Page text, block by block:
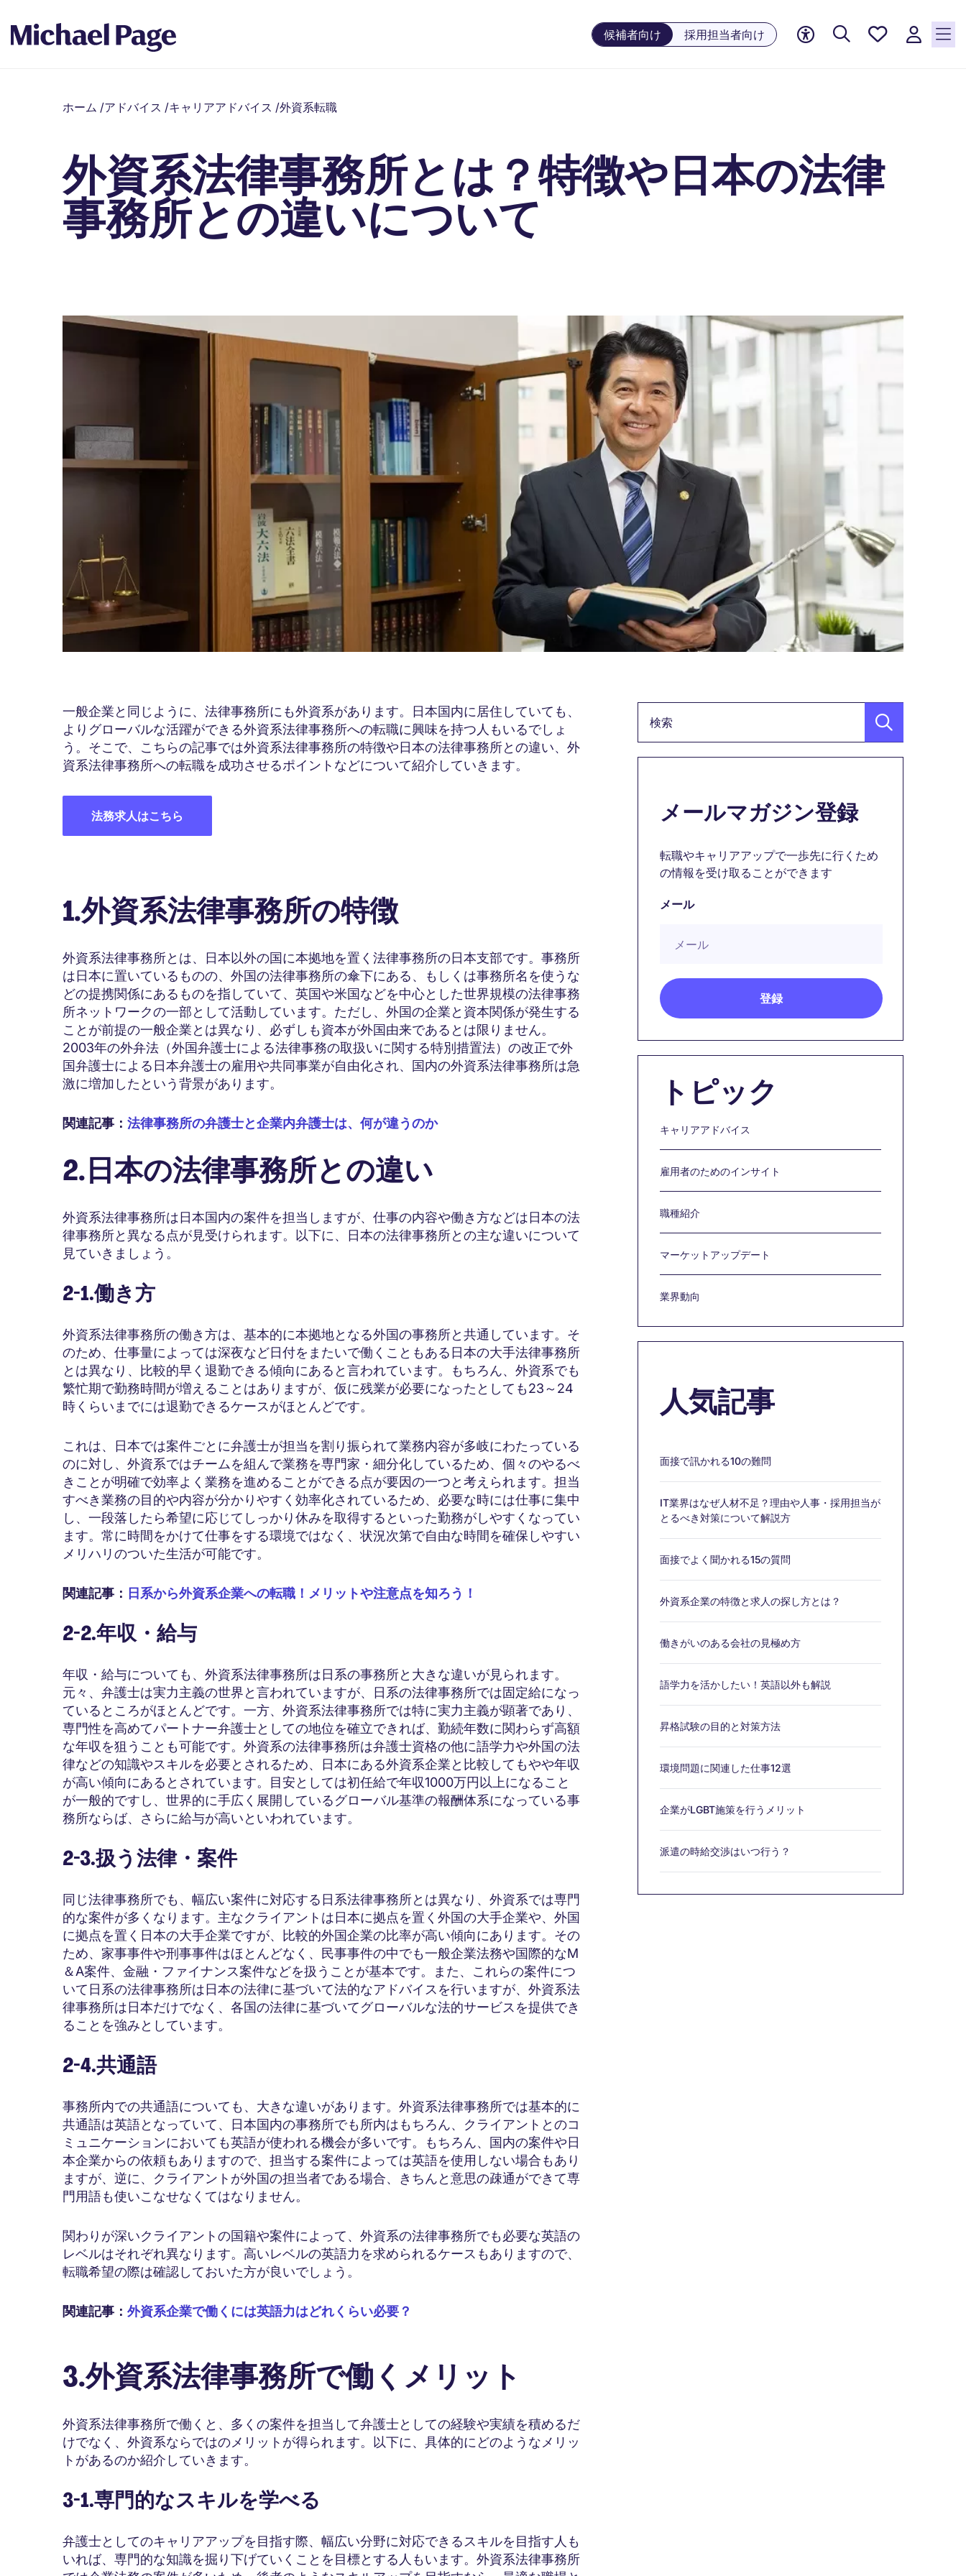
候補者向け 採用担当者向け
お気に
されて
います
ホーム /アドバイス /キャリアアドバイス /外資系転職
外資系法律事務所とは？特徴や日本の法律
事務所との違いについて
一般企業と同じように、法律事務所にも外資系があります。日本国内に居住していても、
よりグローバルな活躍ができる外資系法律事務所への転職に興味を持つ人もいるでしょ
う。そこで、こちらの記事では外資系法律事務所の特徴や日本の法律事務所との違い、外
資系法律事務所への転職を成功させるポイントなどについて紹介していきます。
法務求人はこちら
1.外資系法律事務所の特徴
外資系法律事務所とは、日本以外の国に本拠地を置く法律事務所の日本支部です。事務所
は日本に置いているものの、外国の法律事務所の傘下にある、もしくは事務所名を使うな
どの提携関係にあるものを指していて、英国や米国などを中心とした世界規模の法律事務
所ネットワークの一部として活動しています。ただし、外国の企業と資本関係が発生する
ことが前提の一般企業とは異なり、必ずしも資本が外国由来であるとは限りません。
2003年の外弁法（外国弁護士による法律事務の取扱いに関する特別措置法）の改正で外
国弁護士による日本弁護士の雇用や共同事業が自由化され、国内の外資系法律事務所は急
激に増加したという背景があります。
関連記事： 法律事務所の弁護士と企業内弁護士は、何が違うのか
2.日本の法律事務所との違い
外資系法律事務所は日本国内の案件を担当しますが、仕事の内容や働き方などは日本の法
律事務所と異なる点が見受けられます。以下に、日本の法律事務所との主な違いについて
見ていきましょう。
2-1.働き方
外資系法律事務所の働き方は、基本的に本拠地となる外国の事務所と共通しています。そ
のため、仕事量によっては深夜など日付をまたいで働くこともある日本の大手法律事務所
とは異なり、比較的早く退勤できる傾向にあると言われています。もちろん、外資系でも
繁忙期で勤務時間が増えることはありますが、仮に残業が必要になったとしても23～24
時くらいまでには退勤できるケースがほとんどです。
これは、日本では案件ごとに弁護士が担当を割り振られて業務内容が多岐にわたっている
のに対し、外資系ではチームを組んで業務を専門家・細分化しているため、個々のやるべ
きことが明確で効率よく業務を進めることができる点が要因の一つと考えられます。担当
すべき業務の目的や内容が分かりやすく効率化されているため、必要な時には仕事に集中
し、一段落したら希望に応じてしっかり休みを取得するといった勤務がしやすくなってい
ます。常に時間をかけて仕事をする環境ではなく、状況次第で自由な時間を確保しやすい
メリハリのついた生活が可能です。
関連記事： 日系から外資系企業への転職！メリットや注意点を知ろう！
2-2.年収・給与
年収・給与についても、外資系法律事務所は日系の事務所と大きな違いが見られます。
元々、弁護士は実力主義の世界と言われていますが、日系の法律事務所では固定給になっ
ているところがほとんどです。一方、外資系法律事務所では特に実力主義が顕著であり、
専門性を高めてパートナー弁護士としての地位を確立できれば、勤続年数に関わらず高額
な年収を狙うことも可能です。外資系の法律事務所は弁護士資格の他に語学力や外国の法
律などの知識やスキルを必要とされるため、日本にある外資系企業と比較してもやや年収
が高い傾向にあるとされています。目安としては初任給で年収1000万円以上になること
が一般的ですし、世界的に手広く展開しているグローバル基準の報酬体系になっている事
務所ならば、さらに給与が高いといわれています。
2-3.扱う法律・案件
同じ法律事務所でも、幅広い案件に対応する日系法律事務所とは異なり、外資系では専門
的な案件が多くなります。主なクライアントは日本に拠点を置く外国の大手企業や、外国
に拠点を置く日本の大手企業ですが、比較的外国企業の比率が高い傾向にあります。その
ため、家事事件や刑事事件はほとんどなく、民事事件の中でも一般企業法務や国際的なM
＆A案件、金融・ファイナンス案件などを扱うことが基本です。また、これらの案件につ
いて日系の法律事務所は日本の法律に基づいて法的なアドバイスを行いますが、外資系法
律事務所は日本だけでなく、各国の法律に基づいてグローバルな法的サービスを提供でき
ることを強みとしています。
2-4.共通語
事務所内での共通語についても、大きな違いがあります。外資系法律事務所では基本的に
共通語は英語となっていて、日本国内の事務所でも所内はもちろん、クライアントとのコ
ミュニケーションにおいても英語が使われる機会が多いです。もちろん、国内の案件や日
本企業からの依頼もありますので、担当する案件によっては英語を使用しない場合もあり
ますが、逆に、クライアントが外国の担当者である場合、きちんと意思の疎通ができて専
門用語も使いこなせなくてはなりません。
関わりが深いクライアントの国籍や案件によって、外資系の法律事務所でも必要な英語の
レベルはそれぞれ異なります。高いレベルの英語力を求められるケースもありますので、
転職希望の際は確認しておいた方が良いでしょう。
関連記事： 外資系企業で働くには英語力はどれくらい必要？
3.外資系法律事務所で働くメリット
外資系法律事務所で働くと、多くの案件を担当して弁護士としての経験や実績を積めるだ
けでなく、外資系ならではのメリットが得られます。以下に、具体的にどのようなメリッ
トがあるのか紹介していきます。
3-1.専門的なスキルを学べる
弁護士としてのキャリアアップを目指す際、幅広い分野に対応できるスキルを目指す人も
いれば、専門的な知識を掘り下げていくことを目標とする人もいます。外資系法律事務所
メールマガジン登録
転職やキャリアアップで一歩先に行くため
の情報を受け取ることができます
メール
トピック
キャリアアドバイス
雇用者のためのインサイト
職種紹介
マーケットアップデート
業界動向
人気記事
面接で訊かれる10の難問
IT業界はなぜ人材不足？理由や人事・採用担当が
とるべき対策について解説方
面接でよく聞かれる15の質問
外資系企業の特徴と求人の探し方とは？
働きがいのある会社の見極め方
語学力を活かしたい！英語以外も解説
昇格試験の目的と対策方法
環境問題に関連した仕事12選
企業がLGBT施策を行うメリット
派遣の時給交渉はいつ行う？